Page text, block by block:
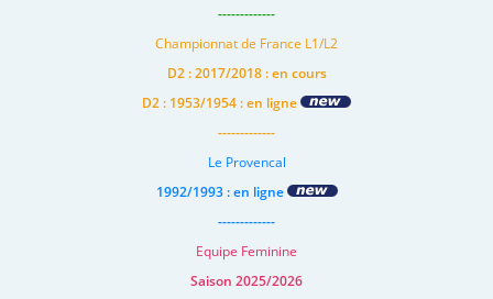
-------------
Championnat de France L1/L2
D2 : 2017/2018 : en cours
D2 : 1953/1954 : en ligne
-------------
Le Provencal
1992/1993 : en ligne
-------------
Equipe Feminine
Saison 2025/2026